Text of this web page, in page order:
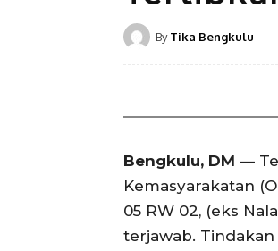
By Tika Bengkulu
Bengkulu, DM —
Kemasyarakatan
05 RW 02, (eks
terjawab.